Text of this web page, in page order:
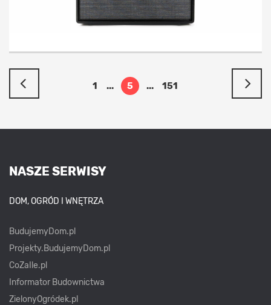
1 ... 5 ... 151
NASZE SERWISY
DOM, OGRÓD I WNĘTRZA
BudujemyDom.pl
Projekty.BudujemyDom.pl
CoZaIle.pl
Informator Budownictwa
ZielonyOgródek.pl